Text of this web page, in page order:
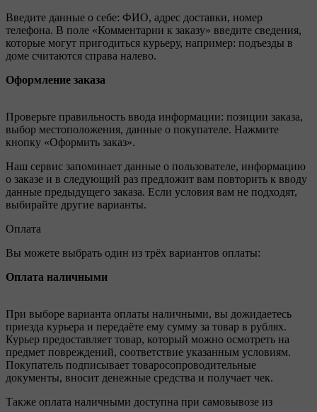
Введите данные о себе: ФИО, адрес доставки, номер
телефона. В поле «Комментарии к заказу» введите сведения,
которые могут пригодиться курьеру, например: подъезды в
доме считаются справа налево.
Оформление заказа
Проверьте правильность ввода информации: позиции заказа,
выбор местоположения, данные о покупателе. Нажмите
кнопку «Оформить заказ».
Наш сервис запоминает данные о пользователе, информацию
о заказе и в следующий раз предложит вам повторить к вводу
данные предыдущего заказа. Если условия вам не подходят,
выбирайте другие варианты.
Оплата
Вы можете выбрать один из трёх вариантов оплаты:
Оплата наличными
При выборе варианта оплаты наличными, вы дожидаетесь
приезда курьера и передаёте ему сумму за товар в рублях.
Курьер предоставляет товар, который можно осмотреть на
предмет повреждений, соответствие указанным условиям.
Покупатель подписывает товаросопроводительные
документы, вносит денежные средства и получает чек.
Также оплата наличными доступна при самовывозе из